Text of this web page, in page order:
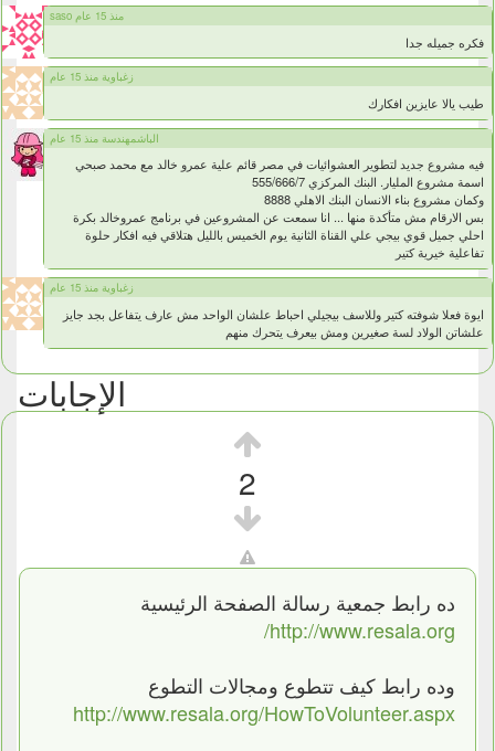
saso منذ 15 عام
فكره جميله جدا
زغباوية منذ 15 عام
طيب يالا عايزين افكارك
الباشمهندسة منذ 15 عام
فيه مشروع جديد لتطوير العشوائيات في مصر قائم علية عمرو خالد مع محمد صبحي
اسمة مشروع المليار. البنك المركزي 555/666/7
وكمان مشروع بناء الانسان البنك الاهلي 8888
بس الارقام مش متأكدة منها ... انا سمعت عن المشروعين في برنامج عمروخالد بكرة
احلي جميل قوي بيجي علي القناة الثانية يوم الخميس بالليل هتلاقي فيه افكار حلوة
تفاعلية خيرية كتير
زغباوية منذ 15 عام
ايوة فعلا شوفته كتير وللاسف بيجيلي احباط علشان الواحد مش عارف يتفاعل بجد جايز
علشاتن الولاد لسة صغيرين ومش بيعرف يتحرك منهم
الإجابات
2
ده رابط جمعية رسالة الصفحة الرئيسية
http://www.resala.org/
وده رابط كيف تتطوع ومجالات التطوع
http://www.resala.org/HowToVolunteer.aspx